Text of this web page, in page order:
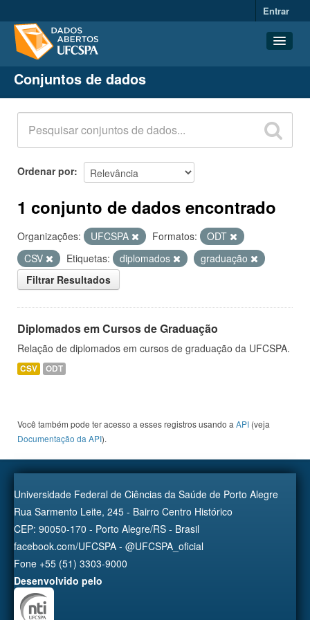
Entrar
Conjuntos de dados
Organizações
Grupos
Sobre
Conjuntos de dados
Ordenar por
1 conjunto de dados encontrado
Organizações: UFCSPA Formatos:
ODT
CSV
Etiquetas: diplomados
graduação
Filtrar Resultados
Diplomados em Cursos de Graduação
Relação de diplomados em cursos de graduação da UFCSPA.
CSV ODT
Você também pode ter acesso a esses registros usando a API (veja
Documentação da API).
Universidade Federal de Ciências da Saúde de Porto Alegre
Rua Sarmento Leite, 245 - Bairro Centro Histórico
CEP: 90050-170 - Porto Alegre/RS - Brasil
facebook.com/UFCSPA - @UFCSPA_oficial
Fone +55 (51) 3303-9000
Desenvolvido pelo